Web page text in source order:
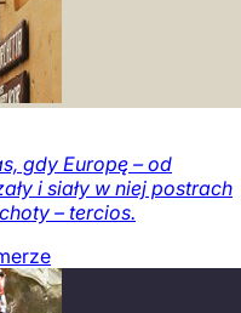
gdy Europę – od
i siały w niej postrach
– tercios.